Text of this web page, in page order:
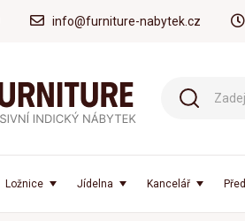
info@furniture-nabytek.cz
Ložnice Jídelna Kancelář